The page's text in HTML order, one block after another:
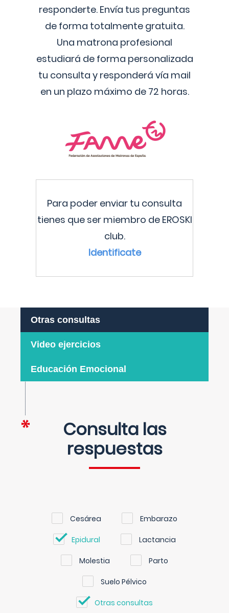
responderte. Envía tus preguntas
de forma totalmente gratuita.
Una matrona profesional
estudiará de forma personalizada
tu consulta y responderá vía mail
en un plazo máximo de 72 horas.
Para poder enviar tu consulta
tienes que ser miembro de EROSKI
club.
Identificate
Otras consultas
Video ejercicios
Educación Emocional
Consulta las
respuestas
Cesárea Embarazo
Epidural Lactancia
Molestia Parto
Suelo Pélvico
Otras consultas